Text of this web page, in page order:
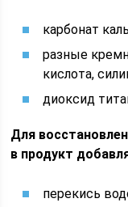
карбонат
разные
кислота,
диоксид
Для
в продукт
перекись